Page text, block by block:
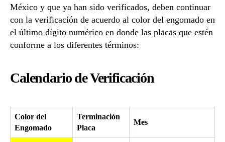
México y que ya han sido verificados, deben continuar
con la verificación de acuerdo al color del engomado en
el último dígito numérico en donde las placas que estén
conforme a los diferentes términos:
Calendario de Verificación
Color del
Engomado
Terminación
Placa
Mes